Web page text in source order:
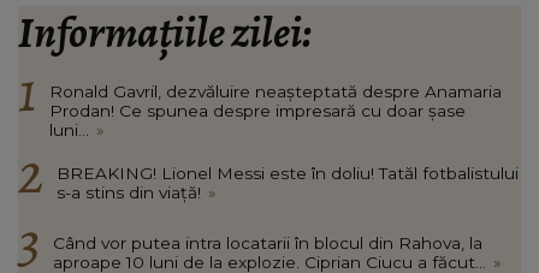
Informațiile zilei:
Ronald Gavril, dezvăluire neașteptată despre Anamaria
Prodan! Ce spunea despre impresară cu doar șase
luni...
»
BREAKING! Lionel Messi este în doliu! Tatăl fotbalistului
s-a stins din viață! »
Când vor putea intra locatarii în blocul din Rahova, la
aproape 10 luni de la explozie. Ciprian Ciucu a făcut...
»